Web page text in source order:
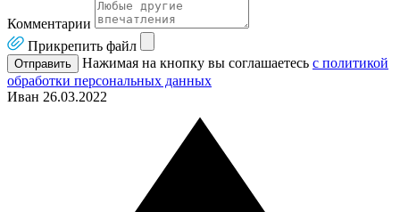
Комментарии
Прикрепить файл
Отправить Нажимая на кнопку вы соглашаетесь с политикой
обработки персональных данных
Иван 26.03.2022